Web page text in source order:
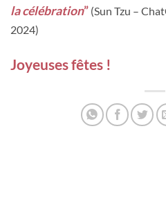
la célébration” (Sun Tzu –
2024)
Joyeuses fêtes !